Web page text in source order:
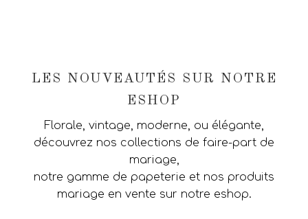
LES NOUVEAUTÉS SUR NOTRE
ESHOP
Florale, vintage, moderne, ou élégante,
découvrez nos collections de faire-part de
mariage,
notre gamme de papeterie et nos produits
mariage en vente sur notre eshop.